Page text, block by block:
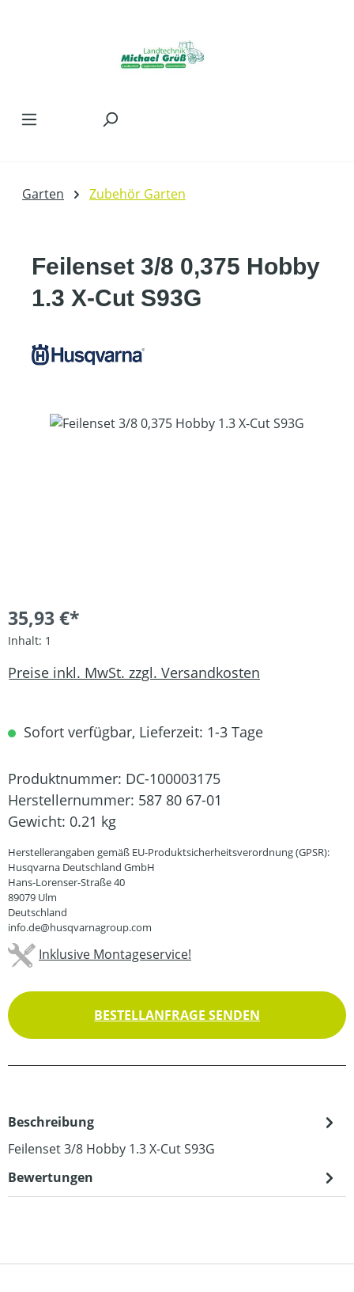
Garten Zubehör Garten
Feilenset 3/8 0,375 Hobby
1.3 X-Cut S93G
Bildergalerie überspringen
35,93 €*
Inhalt: 1
Preise inkl. MwSt. zzgl. Versandkosten
Sofort verfügbar, Lieferzeit: 1-3 Tage
Produktnummer: DC-100003175
Herstellernummer: 587 80 67-01
Gewicht: 0.21 kg
Herstellerangaben gemäß EU-Produktsicherheitsverordnung (GPSR):
Husqvarna Deutschland GmbH
Hans-Lorenser-Straße 40
89079 Ulm
Deutschland
info.de@husqvarnagroup.com
Inklusive Montageservice!
BESTELLANFRAGE SENDEN
Beschreibung
Feilenset 3/8 Hobby 1.3 X-Cut S93G
Bewertungen